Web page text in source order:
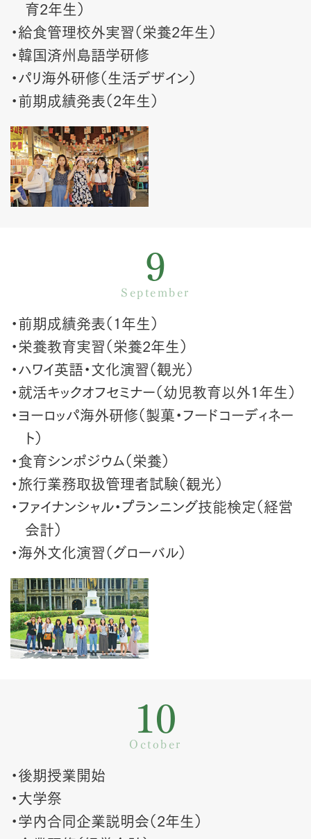
育2年生）
・給食管理校外実習（栄養2年生）
・韓国済州島語学研修
・パリ海外研修（生活デザイン）
・前期成績発表（2年生）
9
September
・前期成績発表（1年生）
・栄養教育実習（栄養2年生）
・ハワイ英語・文化演習（観光）
・就活キックオフセミナー（幼児教育以外1年生）
・ヨーロッパ海外研修（製菓・フードコーディネー
ト）
・食育シンポジウム（栄養）
・旅行業務取扱管理者試験（観光）
・ファイナンシャル・プランニング技能検定（経営
会計）
・海外文化演習（グローバル）
10
October
・後期授業開始
・大学祭
・学内合同企業説明会（2年生）